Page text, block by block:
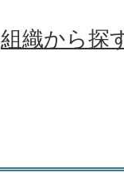
組織から探